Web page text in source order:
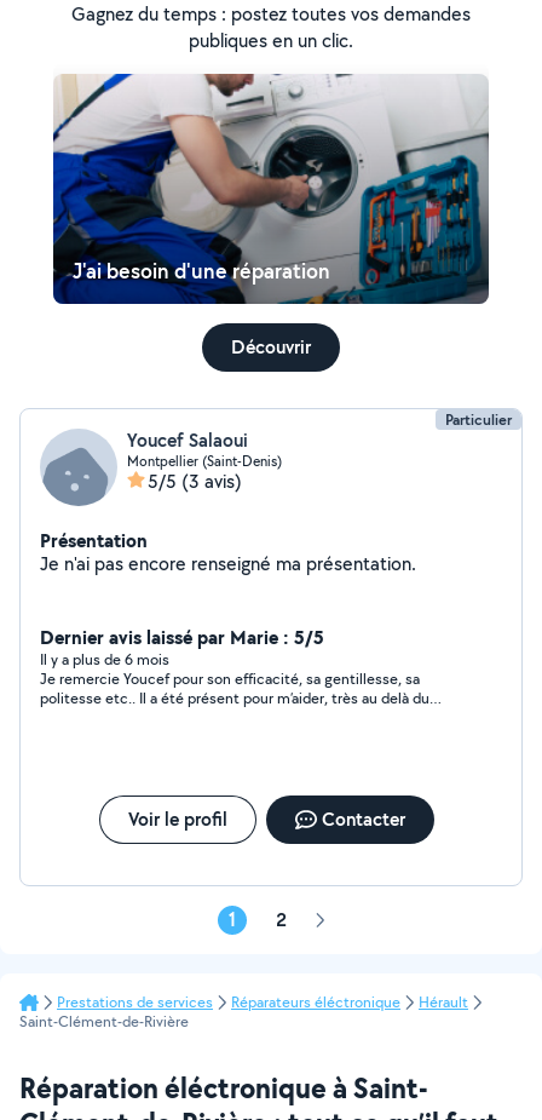
Gagnez du temps : postez toutes vos demandes
publiques en un clic.
J'ai besoin d'une réparation
Découvrir
Particulier
Youcef Salaoui
Montpellier (Saint-Denis)
5/5 (3 avis)
Présentation
Je n'ai pas encore renseigné ma présentation.
Dernier avis laissé par Marie : 5/5
Il y a plus de 6 mois
Je remercie Youcef pour son efficacité, sa gentillesse, sa
politesse etc.. Il a été présent pour m’aider, très au delà du
très rapidement pour aller récupérer des meubles très bientôt..
Je recommande Youcef à 10000 % Marie
Voir le profil Contacter
1 2 Page
Prestations de services Réparateurs éléctronique
Hérault
Saint-Clément-de-Rivière
Réparation éléctronique à Saint-